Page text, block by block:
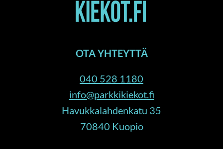
OTA YHTEYTTÄ
040 528 1180
info@parkkikiekot.fi
Havukkalahdenkatu 35
70840 Kuopio